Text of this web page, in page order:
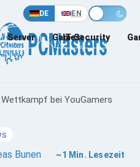
DE EN
Server Games
IT-Security
bei YouGamers
Bunen ~1 Min. Lesezeit